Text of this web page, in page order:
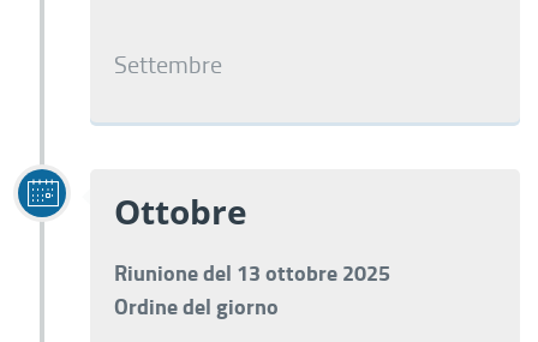
Settembre
Ottobre
Riunione del 13 ottobre 2025
Ordine del giorno